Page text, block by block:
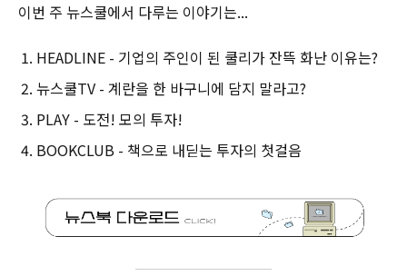
이번 주 뉴스쿨에서 다루는 이야기는...
HEADLINE - 기업의 주인이 된 쿨리가 잔뜩 화난 이유는?
뉴스쿨TV - 계란을 한 바구니에 담지 말라고?
PLAY - 도전! 모의 투자!
BOOKCLUB - 책으로 내딛는 투자의 첫걸음